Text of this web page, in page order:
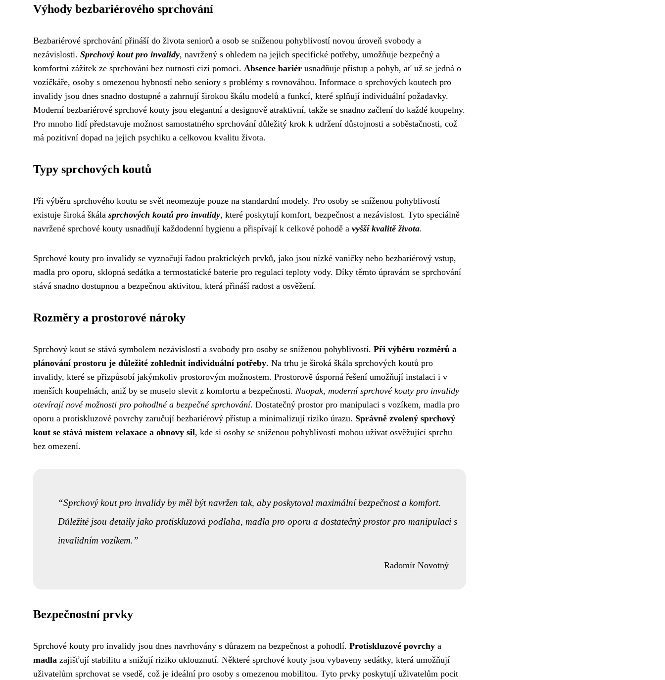
Výhody bezbariérového sprchování
Bezbariérové sprchování přináší do života seniorů a osob se sníženou pohyblivostí novou úroveň svobody a
nezávislosti. Sprchový kout pro invalidy, navržený s ohledem na jejich specifické potřeby, umožňuje bezpečný a
komfortní zážitek ze sprchování bez nutnosti cizí pomoci. Absence bariér usnadňuje přístup a pohyb, ať už se jedná o
vozíčkáře, osoby s omezenou hybností nebo seniory s problémy s rovnováhou. Informace o sprchových koutech pro
invalidy jsou dnes snadno dostupné a zahrnují širokou škálu modelů a funkcí, které splňují individuální požadavky.
Moderní bezbariérové sprchové kouty jsou elegantní a designově atraktivní, takže se snadno začlení do každé koupelny.
Pro mnoho lidí představuje možnost samostatného sprchování důležitý krok k udržení důstojnosti a soběstačnosti, což
má pozitivní dopad na jejich psychiku a celkovou kvalitu života.
Typy sprchových koutů
Při výběru sprchového koutu se svět neomezuje pouze na standardní modely. Pro osoby se sníženou pohyblivostí
existuje široká škála sprchových koutů pro invalidy, které poskytují komfort, bezpečnost a nezávislost. Tyto speciálně
navržené sprchové kouty usnadňují každodenní hygienu a přispívají k celkové pohodě a vyšší kvalitě života.
Sprchové kouty pro invalidy se vyznačují řadou praktických prvků, jako jsou nízké vaničky nebo bezbariérový vstup,
madla pro oporu, sklopná sedátka a termostatické baterie pro regulaci teploty vody. Díky těmto úpravám se sprchování
stává snadno dostupnou a bezpečnou aktivitou, která přináší radost a osvěžení.
Rozměry a prostorové nároky
Sprchový kout se stává symbolem nezávislosti a svobody pro osoby se sníženou pohyblivostí. Při výběru rozměrů a
plánování prostoru je důležité zohlednit individuální potřeby. Na trhu je široká škála sprchových koutů pro
invalidy, které se přizpůsobí jakýmkoliv prostorovým možnostem. Prostorově úsporná řešení umožňují instalaci i v
menších koupelnách, aniž by se muselo slevit z komfortu a bezpečnosti. Naopak, moderní sprchové kouty pro invalidy
otevírají nové možnosti pro pohodlné a bezpečné sprchování. Dostatečný prostor pro manipulaci s vozíkem, madla pro
oporu a protiskluzové povrchy zaručují bezbariérový přístup a minimalizují riziko úrazu. Správně zvolený sprchový
kout se stává místem relaxace a obnovy sil, kde si osoby se sníženou pohyblivostí mohou užívat osvěžující sprchu
bez omezení.
Sprchový kout pro invalidy by měl být navržen tak, aby poskytoval maximální bezpečnost a komfort.
Důležité jsou detaily jako protiskluzová podlaha, madla pro oporu a dostatečný prostor pro manipulaci s
invalidním vozíkem.
Radomír Novotný
Bezpečnostní prvky
Sprchové kouty pro invalidy jsou dnes navrhovány s důrazem na bezpečnost a pohodlí. Protiskluzové povrchy a
madla zajišťují stabilitu a snižují riziko uklouznutí. Některé sprchové kouty jsou vybaveny sedátky, která umožňují
uživatelům sprchovat se vsedě, což je ideální pro osoby s omezenou mobilitou. Tyto prvky poskytují uživatelům pocit